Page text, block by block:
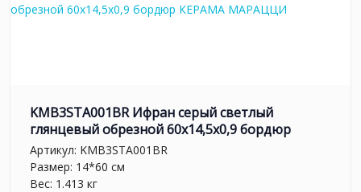
KMB3STA001BR Ифран серый светлый
глянцевый обрезной 60x14,5x0,9 бордюр
Артикул: KMB3STA001BR
Размер: 14*60 см
Вес: 1.413 кг